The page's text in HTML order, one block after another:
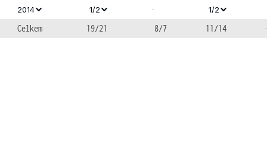
2014 1/2 - 1/2
Celkem 19/21 8/7 11/14